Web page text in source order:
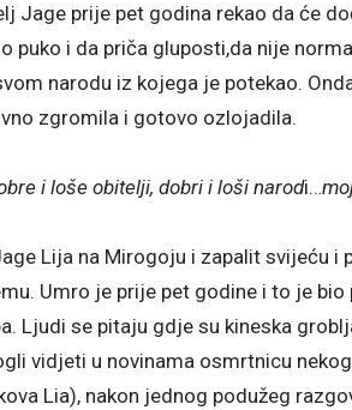
Jage prije pet godina rekao da će
puko i da priča gluposti,da nije
narodu iz kojega je potekao.
zgromila i gotovo ozlojadila.
i loše obitelji, dobri i loši narodi…
Lija na Mirogoju i zapalit svijeću i
Umro je prije pet godine i to je
Ljudi se pitaju gdje su kineska
vidjeti u novinama osmrtnicu
Lia), nakon jednog podužeg